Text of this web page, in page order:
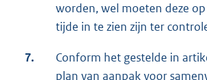
worden, wel moeten deze
tijde in te zien zijn ter
7.
Conform het gestelde in
plan van aanpak voor